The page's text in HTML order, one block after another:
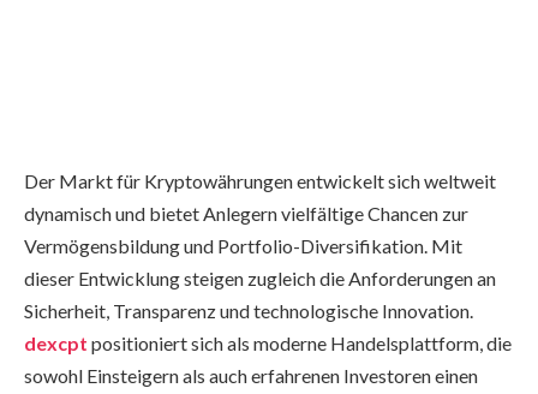
Der Markt für Kryptowährungen entwickelt sich weltweit
dynamisch und bietet Anlegern vielfältige Chancen zur
Vermögensbildung und Portfolio-Diversifikation. Mit
dieser Entwicklung steigen zugleich die Anforderungen an
Sicherheit, Transparenz und technologische Innovation.
dexcpt positioniert sich als moderne Handelsplattform, die
sowohl Einsteigern als auch erfahrenen Investoren einen